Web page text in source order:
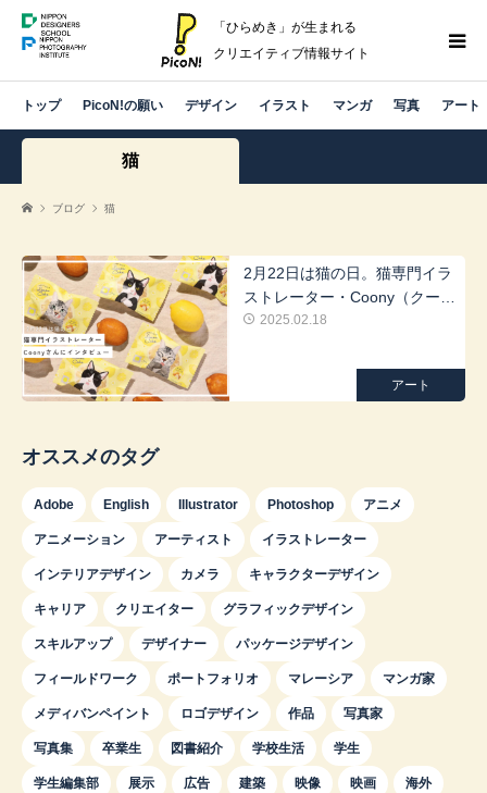
「ひらめき」が生まれる
クリエイティブ情報サイト
トップ PicoN!の願い デザイン イラスト マンガ 写真 アート
猫
ブログ 猫
アート
2月22日は猫の日。猫専門イラ
ストレーター・Coony（クーニ
ー）さんにインタビュー
2025.02.18
オススメのタグ
Adobe English Illustrator Photoshop アニメ
アニメーション アーティスト イラストレーター
インテリアデザイン カメラ キャラクターデザイン
キャリア クリエイター グラフィックデザイン
スキルアップ デザイナー パッケージデザイン
フィールドワーク ポートフォリオ マレーシア マンガ家
メディバンペイント ロゴデザイン 作品 写真家
写真集 卒業生 図書紹介 学校生活 学生
学生編集部 展示 広告 建築 映像 映画 海外